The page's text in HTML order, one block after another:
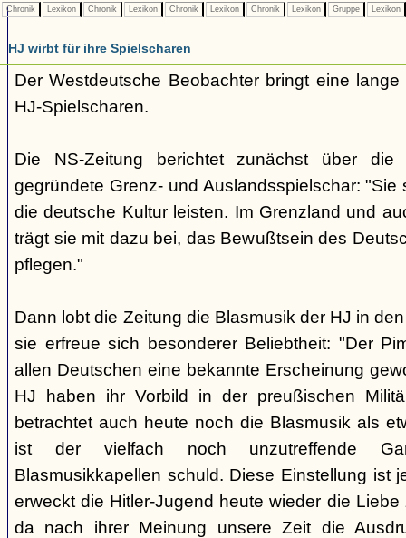
Chronik Lexikon Chronik Lexikon Chronik Lexikon Chronik Lexikon Gruppe Lexikon
HJ wirbt für ihre Spielscharen
Der Westdeutsche Beobachter bringt eine
HJ-Spielscharen.
Die NS-Zeitung berichtet zunächst über die
gegründete Grenz- und Auslandsspielschar: "Sie
die deutsche Kultur leisten. Im Grenzland und
trägt sie mit dazu bei, das Bewußtsein des
pflegen."
Dann lobt die Zeitung die Blasmusik der HJ in
sie erfreue sich besonderer Beliebtheit: "Der
allen Deutschen eine bekannte Erscheinung
HJ haben ihr Vorbild in der preußischen
betrachtet auch heute noch die Blasmusik als
ist der vielfach noch unzutreffende
Blasmusikkapellen schuld. Diese Einstellung ist
erweckt die Hitler-Jugend heute wieder die
da nach ihrer Meinung unsere Zeit die